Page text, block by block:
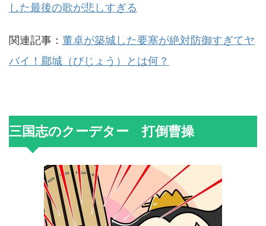
した最後の歌が悲しすぎる
関連記事： 董卓が築城した要塞が絶対防御すぎてヤ
バイ！郿城（びじょう）とは何？
三国志のクーデター 打倒曹操